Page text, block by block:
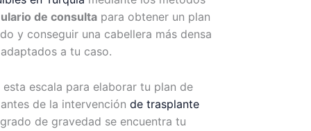
de consulta para obtener un plan
y conseguir una cabellera más densa
a tu caso.
escala para elaborar tu plan de
de la intervención de trasplante
de gravedad se encuentra tu